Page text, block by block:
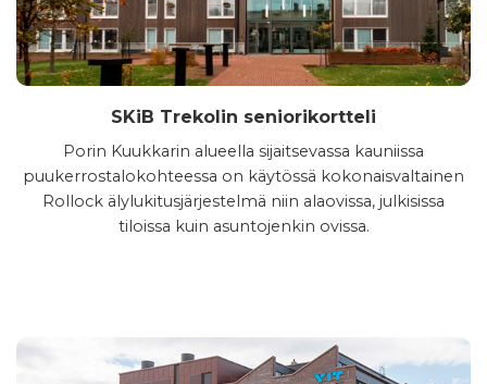
SKiB Trekolin seniorikortteli
Porin Kuukkarin alueella sijaitsevassa kauniissa
puukerrostalokohteessa on käytössä kokonaisvaltainen
Rollock älylukitusjärjestelmä niin alaovissa, julkisissa
tiloissa kuin asuntojenkin ovissa.